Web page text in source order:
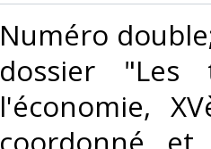
‎Numéro
dossier "Les
l'économie,